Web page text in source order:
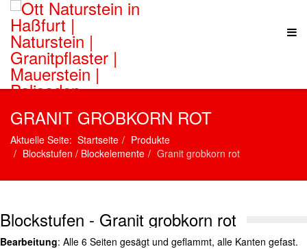
GRANIT GROBKORN ROT
Aktuelle Seite: Startseite
Produkte
Blockstufen / Blockelemente
Granit grobkorn rot
Blockstufen - Granit grobkorn rot
Bearbeitung: Alle 6 Seiten gesägt und geflammt, alle Kanten gefast.